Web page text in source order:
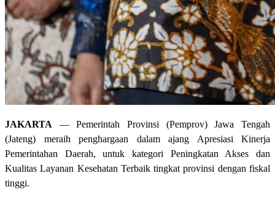
JAKARTA — Pemerintah Provinsi (Pemprov) Jawa Tengah
(Jateng) meraih penghargaan dalam ajang Apresiasi Kinerja
Pemerintahan Daerah, untuk kategori Peningkatan Akses dan
Kualitas Layanan Kesehatan Terbaik tingkat provinsi dengan fiskal
tinggi.